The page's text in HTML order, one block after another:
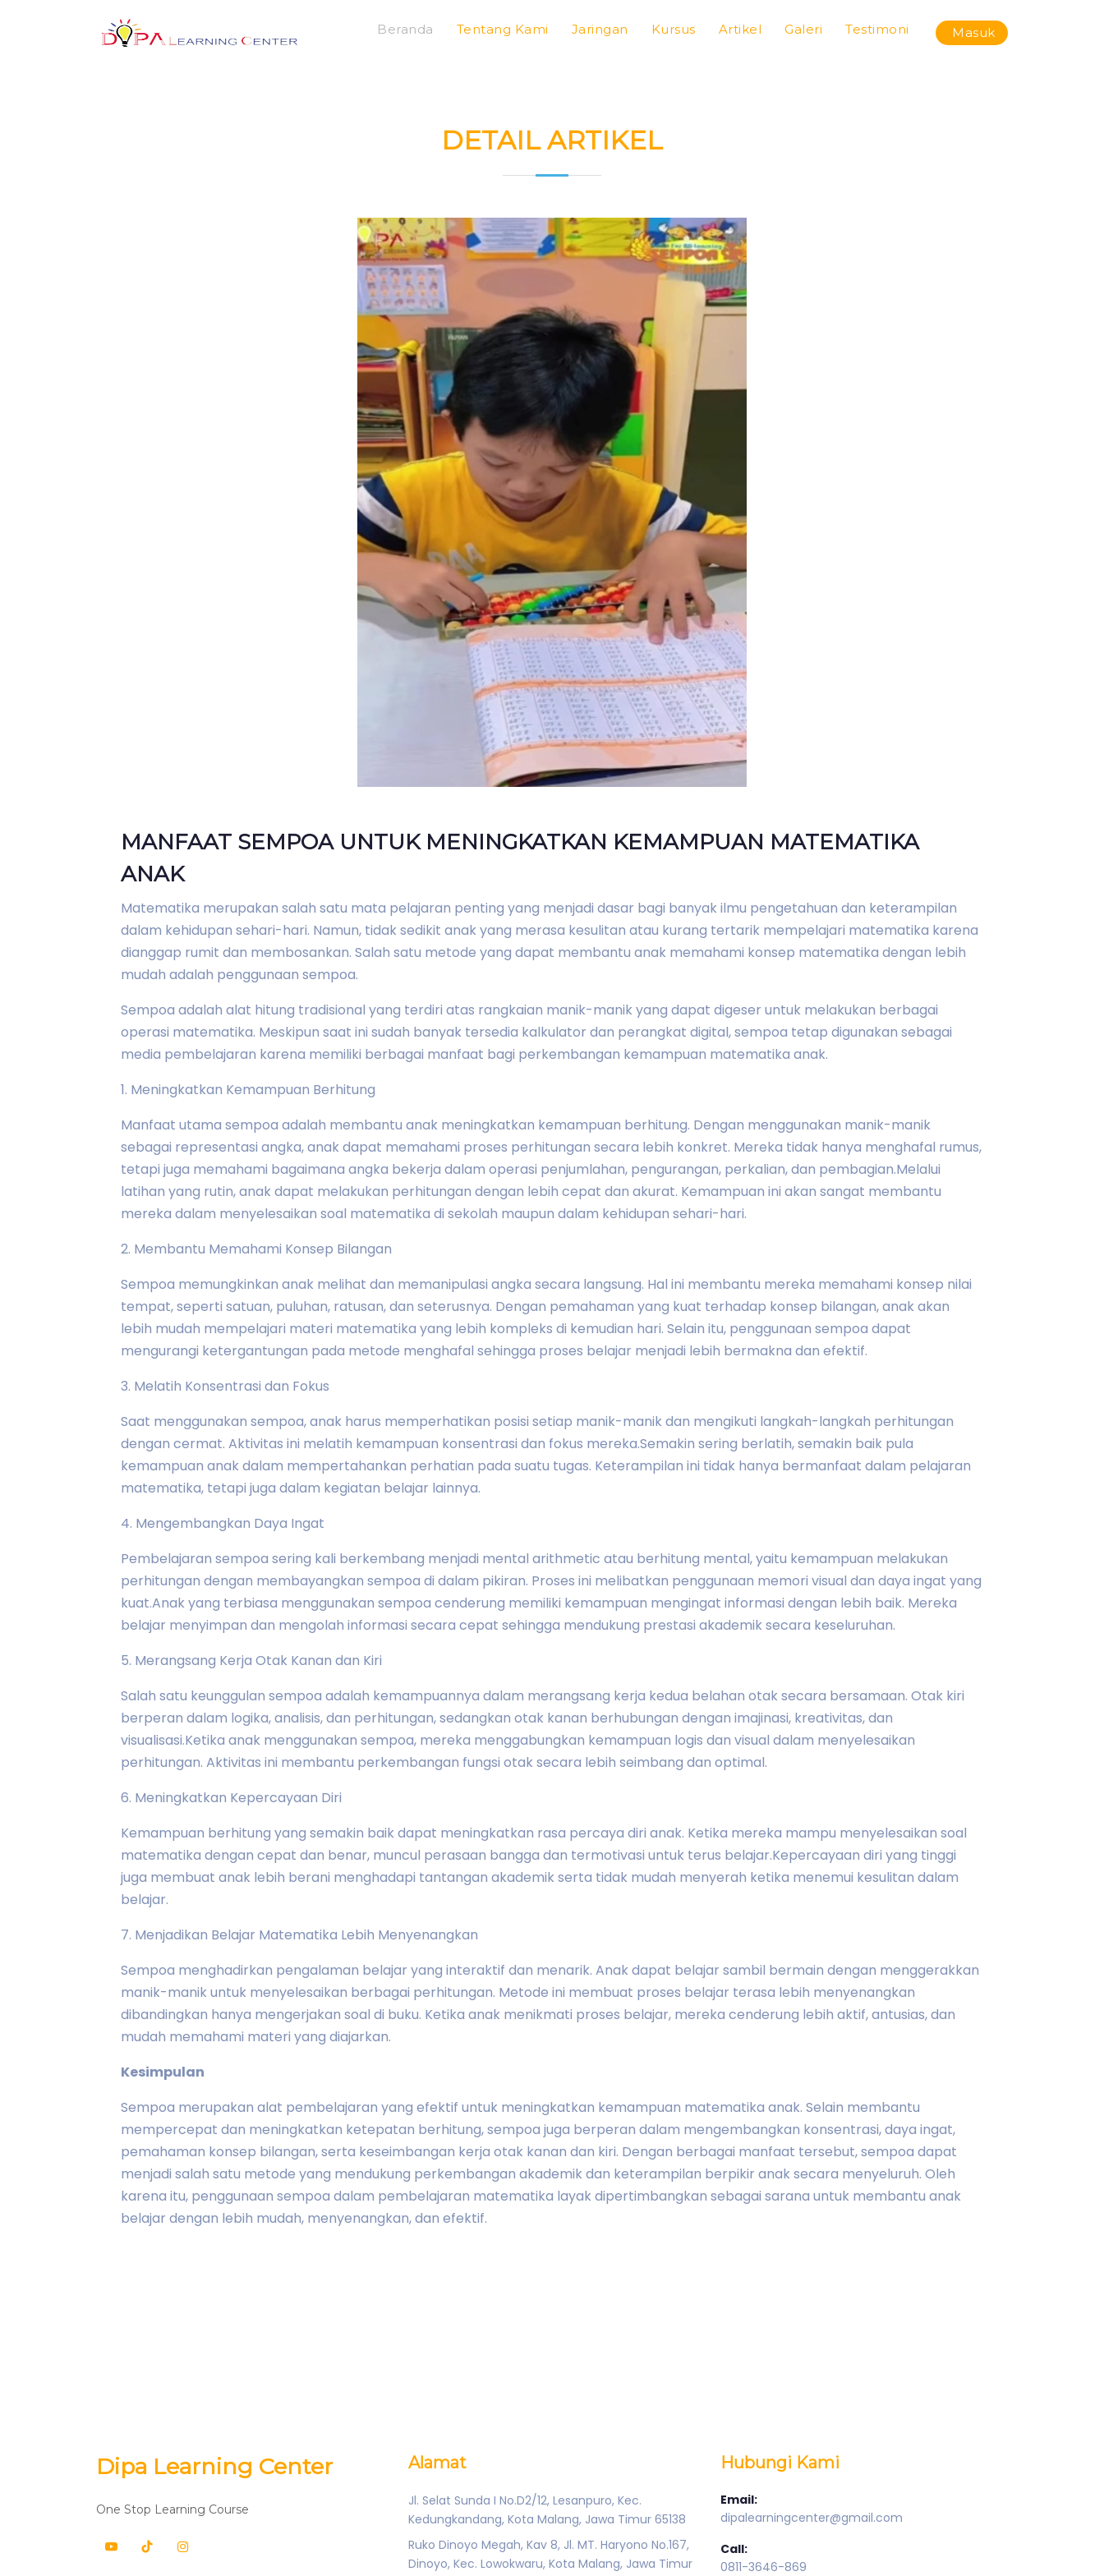
Beranda Tentang Kami Jaringan Kursus Artikel Galeri Testimoni Masuk
DETAIL ARTIKEL
MANFAAT SEMPOA UNTUK MENINGKATKAN KEMAMPUAN MATEMATIKA
ANAK
Matematika merupakan salah satu mata pelajaran penting yang menjadi dasar bagi banyak ilmu pengetahuan dan keterampilan
dalam kehidupan sehari-hari. Namun, tidak sedikit anak yang merasa kesulitan atau kurang tertarik mempelajari matematika karena
dianggap rumit dan membosankan. Salah satu metode yang dapat membantu anak memahami konsep matematika dengan lebih
mudah adalah penggunaan sempoa.
Sempoa adalah alat hitung tradisional yang terdiri atas rangkaian manik-manik yang dapat digeser untuk melakukan berbagai
operasi matematika. Meskipun saat ini sudah banyak tersedia kalkulator dan perangkat digital, sempoa tetap digunakan sebagai
media pembelajaran karena memiliki berbagai manfaat bagi perkembangan kemampuan matematika anak.
1. Meningkatkan Kemampuan Berhitung
Manfaat utama sempoa adalah membantu anak meningkatkan kemampuan berhitung. Dengan menggunakan manik-manik
sebagai representasi angka, anak dapat memahami proses perhitungan secara lebih konkret. Mereka tidak hanya menghafal rumus,
tetapi juga memahami bagaimana angka bekerja dalam operasi penjumlahan, pengurangan, perkalian, dan pembagian.Melalui
latihan yang rutin, anak dapat melakukan perhitungan dengan lebih cepat dan akurat. Kemampuan ini akan sangat membantu
mereka dalam menyelesaikan soal matematika di sekolah maupun dalam kehidupan sehari-hari.
2. Membantu Memahami Konsep Bilangan
Sempoa memungkinkan anak melihat dan memanipulasi angka secara langsung. Hal ini membantu mereka memahami konsep nilai
tempat, seperti satuan, puluhan, ratusan, dan seterusnya. Dengan pemahaman yang kuat terhadap konsep bilangan, anak akan
lebih mudah mempelajari materi matematika yang lebih kompleks di kemudian hari. Selain itu, penggunaan sempoa dapat
mengurangi ketergantungan pada metode menghafal sehingga proses belajar menjadi lebih bermakna dan efektif.
3. Melatih Konsentrasi dan Fokus
Saat menggunakan sempoa, anak harus memperhatikan posisi setiap manik-manik dan mengikuti langkah-langkah perhitungan
dengan cermat. Aktivitas ini melatih kemampuan konsentrasi dan fokus mereka.Semakin sering berlatih, semakin baik pula
kemampuan anak dalam mempertahankan perhatian pada suatu tugas. Keterampilan ini tidak hanya bermanfaat dalam pelajaran
matematika, tetapi juga dalam kegiatan belajar lainnya.
4. Mengembangkan Daya Ingat
Pembelajaran sempoa sering kali berkembang menjadi mental arithmetic atau berhitung mental, yaitu kemampuan melakukan
perhitungan dengan membayangkan sempoa di dalam pikiran. Proses ini melibatkan penggunaan memori visual dan daya ingat yang
kuat.Anak yang terbiasa menggunakan sempoa cenderung memiliki kemampuan mengingat informasi dengan lebih baik. Mereka
belajar menyimpan dan mengolah informasi secara cepat sehingga mendukung prestasi akademik secara keseluruhan.
5. Merangsang Kerja Otak Kanan dan Kiri
Salah satu keunggulan sempoa adalah kemampuannya dalam merangsang kerja kedua belahan otak secara bersamaan. Otak kiri
berperan dalam logika, analisis, dan perhitungan, sedangkan otak kanan berhubungan dengan imajinasi, kreativitas, dan
visualisasi.Ketika anak menggunakan sempoa, mereka menggabungkan kemampuan logis dan visual dalam menyelesaikan
perhitungan. Aktivitas ini membantu perkembangan fungsi otak secara lebih seimbang dan optimal.
6. Meningkatkan Kepercayaan Diri
Kemampuan berhitung yang semakin baik dapat meningkatkan rasa percaya diri anak. Ketika mereka mampu menyelesaikan soal
matematika dengan cepat dan benar, muncul perasaan bangga dan termotivasi untuk terus belajar.Kepercayaan diri yang tinggi
juga membuat anak lebih berani menghadapi tantangan akademik serta tidak mudah menyerah ketika menemui kesulitan dalam
belajar.
7. Menjadikan Belajar Matematika Lebih Menyenangkan
Sempoa menghadirkan pengalaman belajar yang interaktif dan menarik. Anak dapat belajar sambil bermain dengan menggerakkan
manik-manik untuk menyelesaikan berbagai perhitungan. Metode ini membuat proses belajar terasa lebih menyenangkan
dibandingkan hanya mengerjakan soal di buku. Ketika anak menikmati proses belajar, mereka cenderung lebih aktif, antusias, dan
mudah memahami materi yang diajarkan.
Kesimpulan
Sempoa merupakan alat pembelajaran yang efektif untuk meningkatkan kemampuan matematika anak. Selain membantu
mempercepat dan meningkatkan ketepatan berhitung, sempoa juga berperan dalam mengembangkan konsentrasi, daya ingat,
pemahaman konsep bilangan, serta keseimbangan kerja otak kanan dan kiri. Dengan berbagai manfaat tersebut, sempoa dapat
menjadi salah satu metode yang mendukung perkembangan akademik dan keterampilan berpikir anak secara menyeluruh. Oleh
karena itu, penggunaan sempoa dalam pembelajaran matematika layak dipertimbangkan sebagai sarana untuk membantu anak
belajar dengan lebih mudah, menyenangkan, dan efektif.
Dipa Learning Center
One Stop Learning Course
Alamat
Jl. Selat Sunda I No.D2/12, Lesanpuro, Kec.
Kedungkandang, Kota Malang, Jawa Timur 65138
Ruko Dinoyo Megah, Kav 8, Jl. MT. Haryono No.167,
Dinoyo, Kec. Lowokwaru, Kota Malang, Jawa Timur
Hubungi Kami
Email:
dipalearningcenter@gmail.com
Call:
0811-3646-869